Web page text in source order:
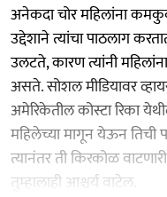
अनेकदा चोर महिलांना
उद्देशाने त्यांचा पाठलाग
उलटते, कारण त्यांनी
असते. सोशल मीडियावर
अमेरिकेतील कोस्टा रिका
महिलेच्या मागून येऊन तिची
त्यानंतर ती किरकोळ
तुम्हालाही आश्चर्य वाटेल.